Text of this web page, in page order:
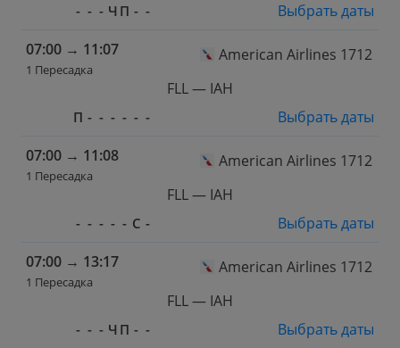
- - - Ч П - -
Выбрать даты
07:00 → 11:07
1 Пересадка
American Airlines 1712
FLL — IAH
П - - - - - -
Выбрать даты
07:00 → 11:08
1 Пересадка
American Airlines 1712
FLL — IAH
- - - - - С -
Выбрать даты
07:00 → 13:17
1 Пересадка
American Airlines 1712
FLL — IAH
- - - Ч П - -
Выбрать даты